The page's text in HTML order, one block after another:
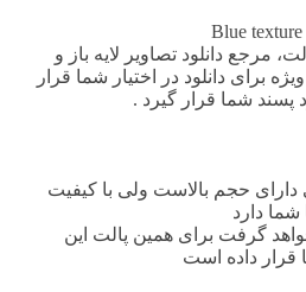
Blue
مرجع دانلود تصاویر لایه باز و
برای دانلود در اختیار شما قرار
پسند شما قرار گیرد .
حجم بالاست ولی با کیفیت
دارد
گرفت برای همین پالت این
قرار داده است